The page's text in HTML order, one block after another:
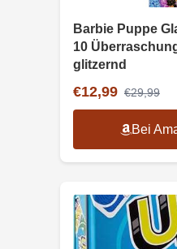
Barbie Puppe
10
glitzernd
€12,99 €29,99
Bei